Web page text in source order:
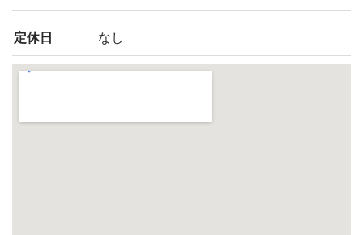
定休日 なし